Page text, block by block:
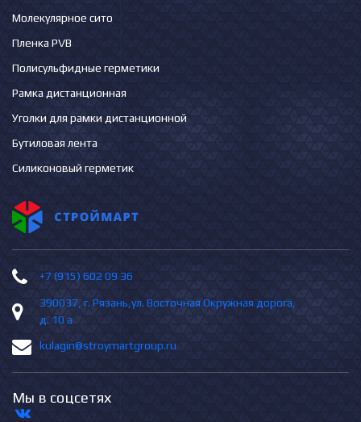
Молекулярное сито
Пленка PVB
Полисульфидные герметики
Рамка дистанционная
Уголки для рамки дистанционной
Бутиловая лента
Силиконовый герметик
+7 (915) 602 09 36
390037, г. Рязань,ул. Восточная Окружная дорога,
д. 10 а
kulagin@stroymartgroup.ru
Мы в соцсетях